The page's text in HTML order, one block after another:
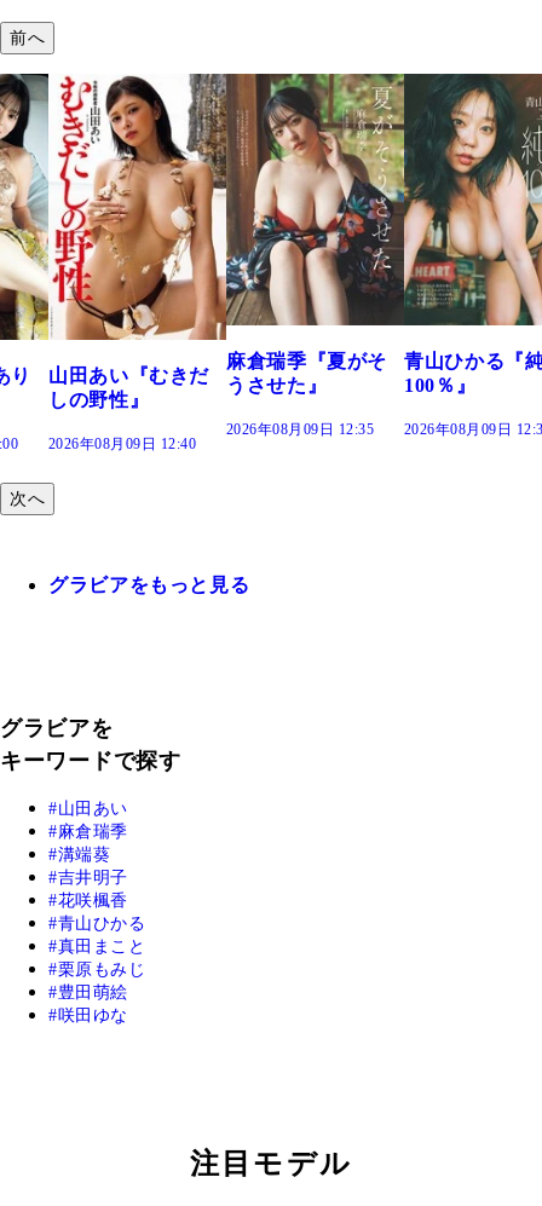
前へ
だ
麻倉瑞季『夏がそ
うさせた』
青山ひかる『純度
100％』
2026年08月09日 12:30
溝端 葵『もう
つの、あおい
で。』
2026年08月09日
次へ
グラビアをもっと見る
グラビアを
キーワードで探す
山田あい
麻倉瑞季
溝端葵
吉井明子
花咲楓香
青山ひかる
真田まこと
栗原もみじ
豊田萌絵
咲田ゆな
注目モデル